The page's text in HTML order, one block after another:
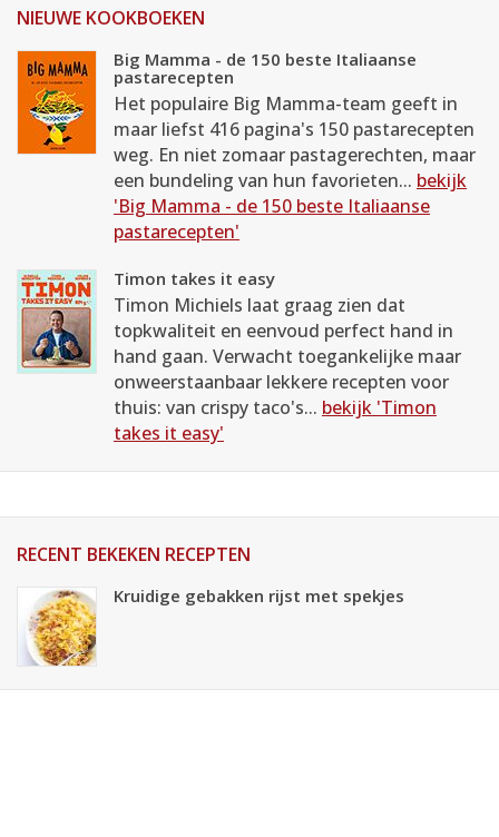
NIEUWE KOOKBOEKEN
Big Mamma - de 150 beste Italiaanse
pastarecepten
Het populaire Big Mamma-team geeft in
maar liefst 416 pagina's 150 pastarecepten
weg. En niet zomaar pastagerechten, maar
een bundeling van hun favorieten... bekijk
'Big Mamma - de 150 beste Italiaanse
pastarecepten'
Timon takes it easy
Timon Michiels laat graag zien dat
topkwaliteit en eenvoud perfect hand in
hand gaan. Verwacht toegankelijke maar
onweerstaanbaar lekkere recepten voor
thuis: van crispy taco's... bekijk 'Timon
takes it easy'
RECENT BEKEKEN RECEPTEN
Kruidige gebakken rijst met spekjes